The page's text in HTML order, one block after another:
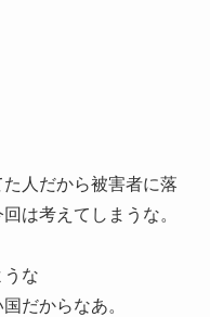
人だから被害者に落
は考えてしまうな。
な
だからなあ。